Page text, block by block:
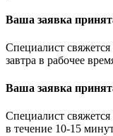
Ваша заявка
Специалист
завтра в рабочее
Ваша заявка
Специалист
в течение 10-15